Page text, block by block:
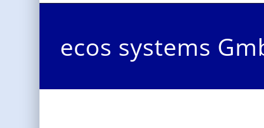
ecos systems